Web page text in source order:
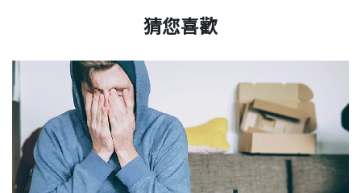
猜您喜歡